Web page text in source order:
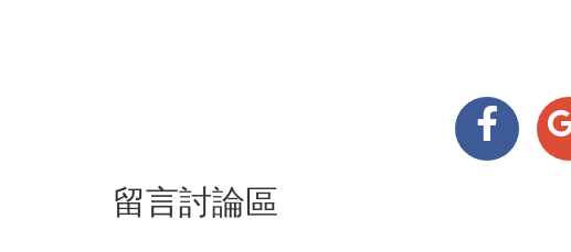
留言討論區